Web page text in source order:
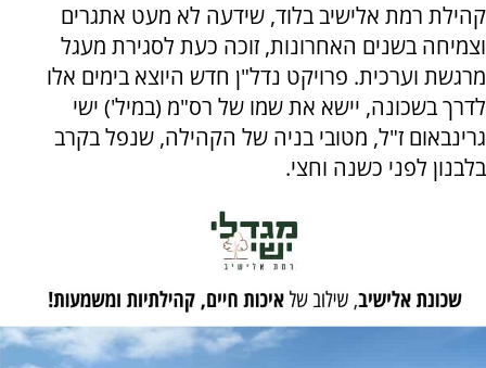
קהילת רמת אלישיב בלוד, שידעה לא מעט אתגרים
וצמיחה בשנים האחרונות, זוכה כעת לסגירת מעגל
מרגשת וערכית. פרויקט נדל"ן חדש היוצא בימים אלו
לדרך בשכונה, יישא את שמו של רס"מ (במיל') ישי
גרינבאום ז"ל, מטובי בניה של הקהילה, שנפל בקרב
בלבנון לפני כשנה וחצי.